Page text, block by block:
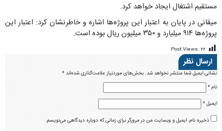
مستقیم اشتغال ایجاد خواهد کرد.
میقانی در پایان به اعتبار این پروژه‌ها اشاره و خاطرنشان کرد: اعتبار این
پروژه‌ها ۹۱۴ میلیارد و ۳۵۰ میلیون ریال بوده است.
Post Views: ۲۲
ارسال نظر
نشانی ایمیل شما منتشر نخواهد شد.بخش‌های موردنیاز علامت‌گذاری شده‌اند*
نام*
ایمیل*
ذخیره نام، ایمیل و وبسایت من در مرورگر برای زمانی که دوباره دیدگاهی می‌نویسم.